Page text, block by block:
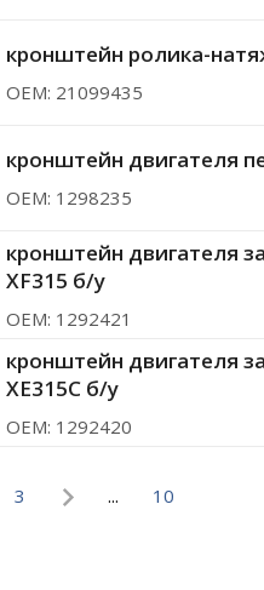
кронштейн ролика-
ОЕМ: 21099435
кронштейн двигателя
ОЕМ: 1298235
кронштейн двигателя
XF315 б/у
ОЕМ: 1292421
кронштейн двигателя
XE315C б/у
ОЕМ: 1292420
3 ... 10